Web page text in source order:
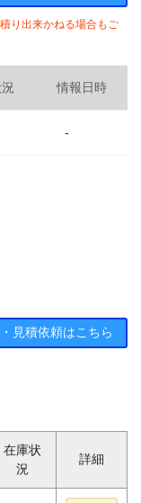
り出来かねる場合もご
情報日時
-
見積依頼はこちら
在庫状
況
詳細